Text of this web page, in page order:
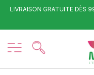
LIVRAISON GRATUITE DÈS